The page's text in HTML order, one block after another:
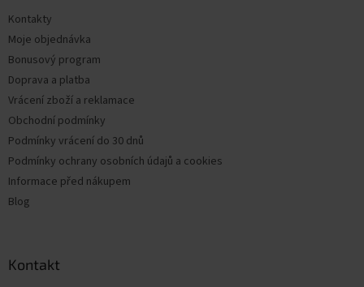
Kontakty
Moje objednávka
Bonusový program
Doprava a platba
Vrácení zboží a reklamace
Obchodní podmínky
Podmínky vrácení do 30 dnů
Podmínky ochrany osobních údajů a cookies
Informace před nákupem
Blog
Kontakt